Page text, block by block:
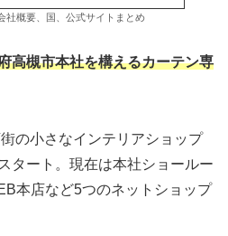
社概要、国、公式サイトまとめ
高槻市本社を構えるカーテン専
の小さなインテリアショップ
タート。現在は本社ショールー
本店など5つのネットショップ